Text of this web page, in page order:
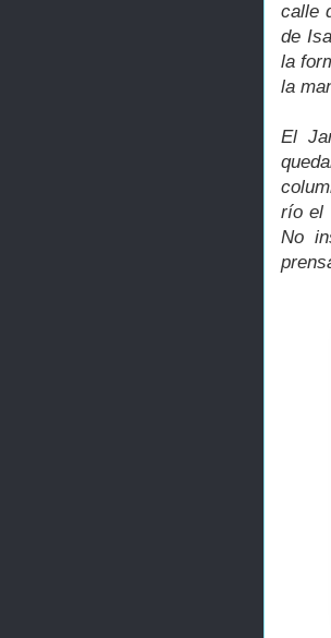
calle
de
la
la
El
río el
No